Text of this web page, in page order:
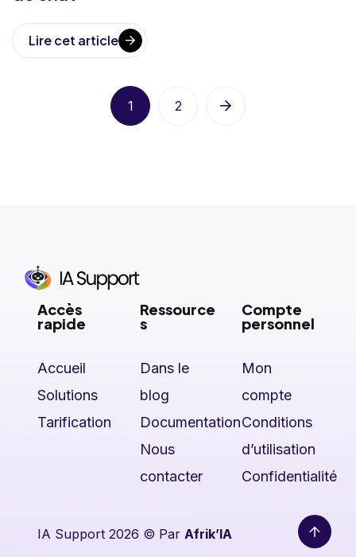
Lire cet article
1 2
Accès
rapide
Accueil
Solutions
Tarification
Ressource
s
Dans le
blog
Documentation
Nous
contacter
Compte
personnel
Mon
compte
Conditions
d’utilisation
Confidentialité
IA Support 2026 © Par Afrik’IA